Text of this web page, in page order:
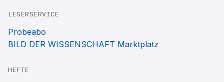
LESERSERVICE
Probeabo
BILD DER WISSENSCHAFT Marktplatz
HEFTE